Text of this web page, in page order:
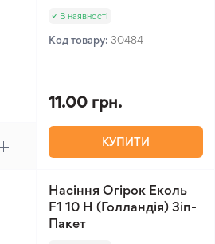
В наявності
Код товару: 30484
11.00 грн.
КУПИТИ
Насіння Огірок Еколь
F1 10 Н (Голландія) Зіп-
Пакет